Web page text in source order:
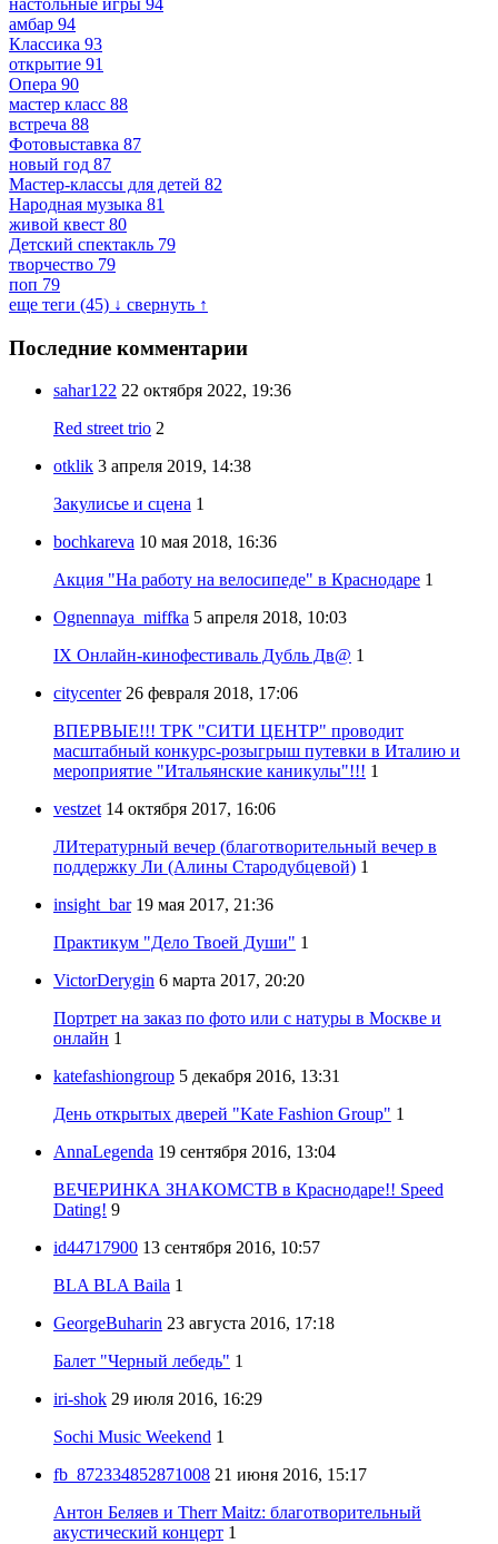
настольные игры 94
амбар 94
Классика 93
открытие 91
Опера 90
мастер класс 88
встреча 88
Фотовыставка 87
новый год 87
Мастер-классы для детей 82
Народная музыка 81
живой квест 80
Детский спектакль 79
творчество 79
поп 79
еще теги (45) ↓ свернуть ↑
Последние комментарии
sahar122 22 октября 2022, 19:36
Red street trio 2
otklik 3 апреля 2019, 14:38
Закулисье и сцена 1
bochkareva 10 мая 2018, 16:36
Акция "На работу на велосипеде" в Краснодаре 1
Ognennaya_miffka 5 апреля 2018, 10:03
IX Онлайн-кинофестиваль Дубль Дв@ 1
citycenter 26 февраля 2018, 17:06
ВПЕРВЫЕ!!! ТРК "СИТИ ЦЕНТР" проводит
масштабный конкурс-розыгрыш путевки в Италию и
мероприятие "Итальянские каникулы"!!! 1
vestzet 14 октября 2017, 16:06
ЛИтературный вечер (благотворительный вечер в
поддержку Ли (Алины Стародубцевой) 1
insight_bar 19 мая 2017, 21:36
Практикум "Дело Твоей Души" 1
VictorDerygin 6 марта 2017, 20:20
Портрет на заказ по фото или с натуры в Москве и
онлайн 1
katefashiongroup 5 декабря 2016, 13:31
День открытых дверей "Kate Fashion Group" 1
AnnaLegenda 19 сентября 2016, 13:04
ВЕЧЕРИНКА ЗНАКОМСТВ в Краснодаре!! Speed
Dating! 9
id44717900 13 сентября 2016, 10:57
BLA BLA Baila 1
GeorgeBuharin 23 августа 2016, 17:18
Балет "Черный лебедь" 1
iri-shok 29 июля 2016, 16:29
Sochi Music Weekend 1
fb_872334852871008 21 июня 2016, 15:17
Антон Беляев и Therr Maitz: благотворительный
акустический концерт 1